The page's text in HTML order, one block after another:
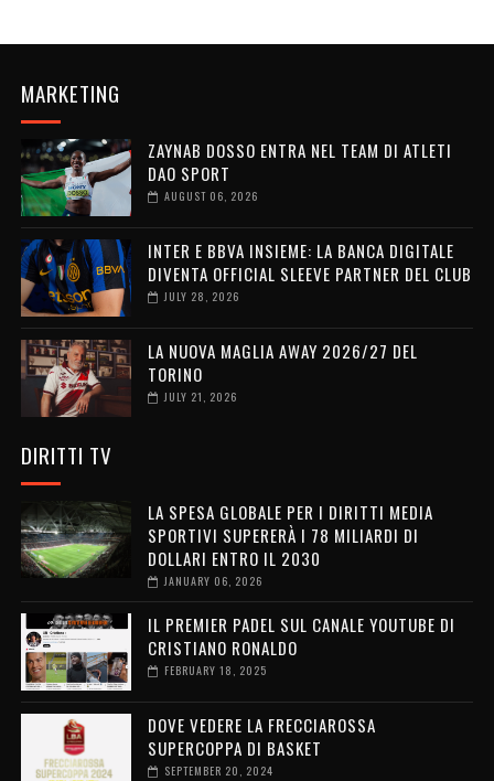
MARKETING
ZAYNAB DOSSO ENTRA NEL TEAM DI ATLETI
DAO SPORT
AUGUST 06, 2026
INTER E BBVA INSIEME: LA BANCA DIGITALE
DIVENTA OFFICIAL SLEEVE PARTNER DEL CLUB
JULY 28, 2026
LA NUOVA MAGLIA AWAY 2026/27 DEL
TORINO
JULY 21, 2026
DIRITTI TV
LA SPESA GLOBALE PER I DIRITTI MEDIA
SPORTIVI SUPERERÀ I 78 MILIARDI DI
DOLLARI ENTRO IL 2030
JANUARY 06, 2026
IL PREMIER PADEL SUL CANALE YOUTUBE DI
CRISTIANO RONALDO
FEBRUARY 18, 2025
DOVE VEDERE LA FRECCIAROSSA
SUPERCOPPA DI BASKET
SEPTEMBER 20, 2024